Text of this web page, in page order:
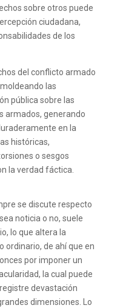
sobre otros puede
ciudadana,
de los
del conflicto armado
las
pública sobre las
armados, generando
en la
históricas,
o sesgos
la verdad fáctica.
se discute respecto
noticia o no, suele
lo que altera la
ordinario, de ahí que en
por imponer un
la cual puede
devastación
dimensiones. Lo